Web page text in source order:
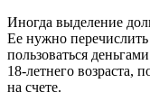
Иногда выделение
Ее нужно
пользоваться
18-летнего возраста,
на счете.